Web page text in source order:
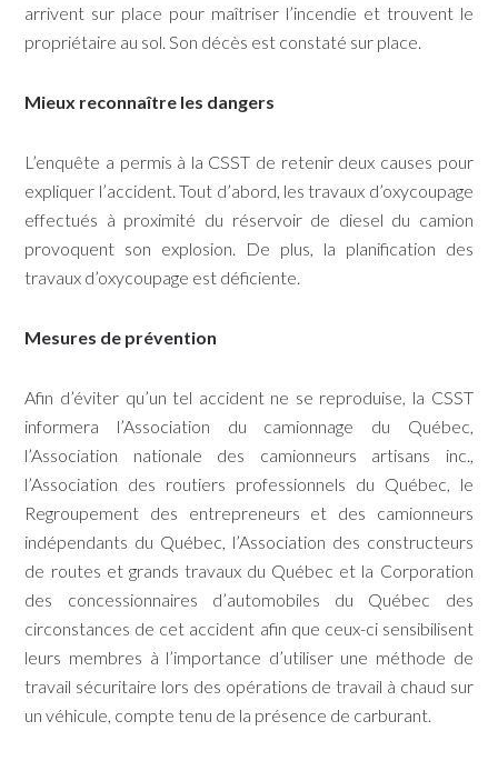
arrivent sur place pour maîtriser l’incendie et trouvent le
propriétaire au sol. Son décès est constaté sur place.
Mieux reconnaître les dangers
L’enquête a permis à la CSST de retenir deux causes pour
expliquer l’accident. Tout d’abord, les travaux d’oxycoupage
effectués à proximité du réservoir de diesel du camion
provoquent son explosion. De plus, la planification des
travaux d’oxycoupage est déficiente.
Mesures de prévention
Afin d’éviter qu’un tel accident ne se reproduise, la CSST
informera l’Association du camionnage du Québec,
l’Association nationale des camionneurs artisans inc.,
l’Association des routiers professionnels du Québec, le
Regroupement des entrepreneurs et des camionneurs
indépendants du Québec, l’Association des constructeurs
de routes et grands travaux du Québec et la Corporation
des concessionnaires d’automobiles du Québec des
circonstances de cet accident afin que ceux-ci sensibilisent
leurs membres à l’importance d’utiliser une méthode de
travail sécuritaire lors des opérations de travail à chaud sur
un véhicule, compte tenu de la présence de carburant.